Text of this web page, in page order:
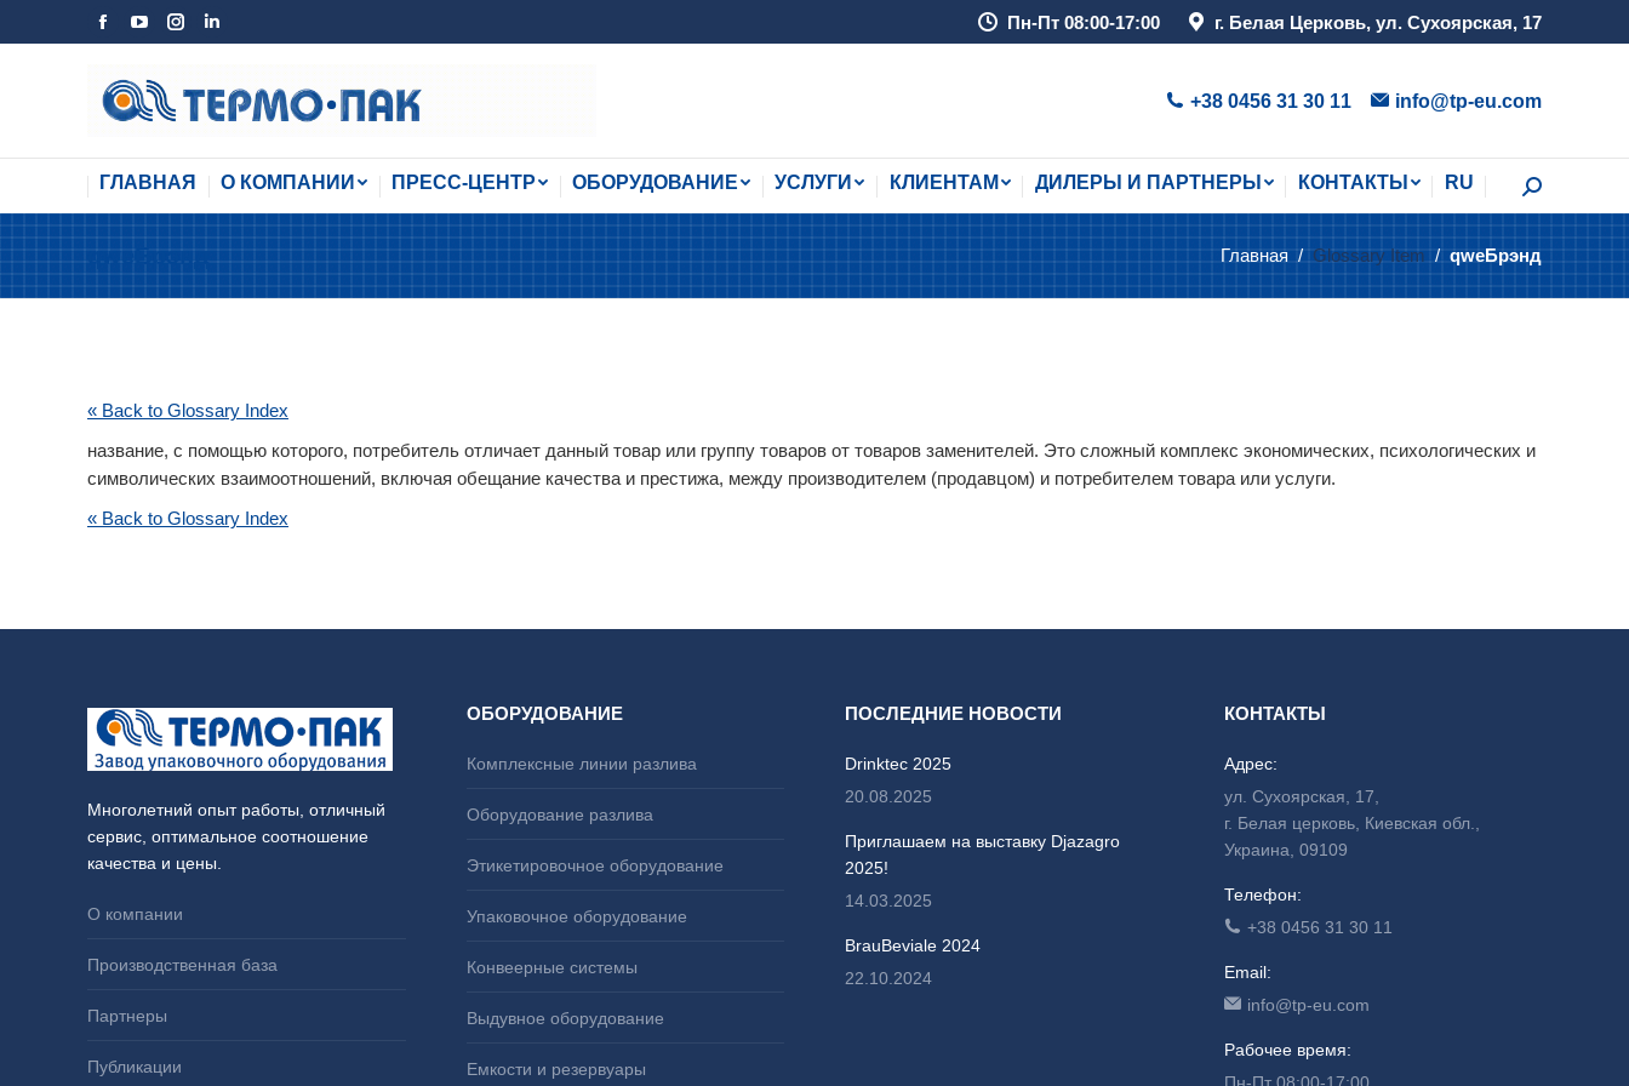
Страница
открывается
новом
окне
Страница
открывается
новом
окне
Страница
открывается
новом
окне
открывается
новом
окне
Пн-Пт 08:00-17:00 г. Белая Церковь, ул. Сухоярская, 17
+38 0456 31 30 11 info@tp-eu.com
ГЛАВНАЯ О КОМПАНИИ ПРЕСС-ЦЕНТР ОБОРУДОВАНИЕ УСЛУГИ КЛИЕНТАМ ДИЛЕРЫ И ПАРТНЕРЫ КОНТАКТЫ RU Поиск:
qwe Брэнд Вы здесь:
Главная Glossary Item qweБрэнд
« Back to Glossary Index
название, с помощью которого, потребитель отличает данный товар или группу товаров от товаров заменителей. Это сложный комплекс экономических, психологических и
символических взаимоотношений, включая обещание качества и престижа, между производителем (продавцом) и потребителем товара или услуги.
« Back to Glossary Index
Многолетний опыт работы, отличный
сервис, оптимальное соотношение
качества и цены.
О компании
Производственная база
Партнеры
Публикации
ОБОРУДОВАНИЕ
Комплексные линии разлива
Оборудование разлива
Этикетировочное оборудование
Упаковочное оборудование
Конвеерные системы
Выдувное оборудование
Емкости и резервуары
ПОСЛЕДНИЕ НОВОСТИ
Drinktec 2025
20.08.2025
Приглашаем на выставку Djazagro
2025!
14.03.2025
BrauBeviale 2024
22.10.2024
КОНТАКТЫ
Адрес:
ул. Сухоярская, 17,
г. Белая церковь, Киевская обл.,
Украина, 09109
Телефон:
+38 0456 31 30 11
Email:
info@tp-eu.com
Рабочее время:
ГЛАВНАЯ КЛИЕНТАМ ДИЛЕРЫ И ПАРТНЕРЫ КОНТАКТЫ RU Поиск: